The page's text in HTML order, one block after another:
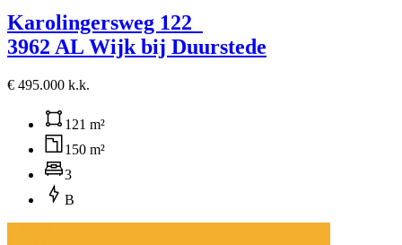
Karolingersweg 122
3962 AL Wijk bij Duurstede
€ 495.000 k.k.
121 m²
150 m²
3
B